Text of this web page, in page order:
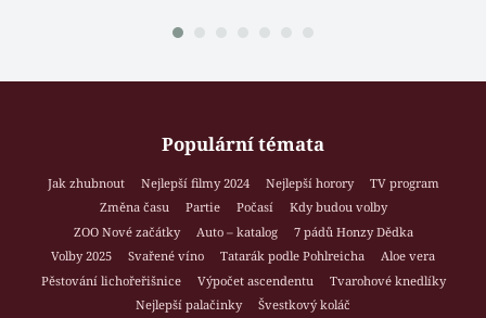
Populární témata
Jak zhubnout Nejlepší filmy 2024 Nejlepší horory
TV program
Změna času
Partie Počasí
Kdy budou volby
ZOO Nové začátky
Auto – katalog
7 pádů Honzy Dědka
Volby 2025
Svařené víno Tatarák podle Pohlreicha
Aloe vera
Pěstování lichořeřišnice
Výpočet ascendentu
Tvarohové knedlíky
Nejlepší palačinky
Švestkový koláč